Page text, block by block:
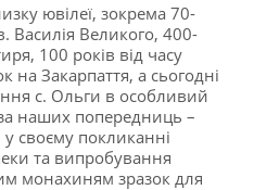
ювілеї, зокрема 70-
Василія Великого, 400-
100 років від часу
на Закарпаття, а сьогодні
с. Ольги в особливий
наших попередниць –
своєму покликанні
та випробування
монахиням зразок для